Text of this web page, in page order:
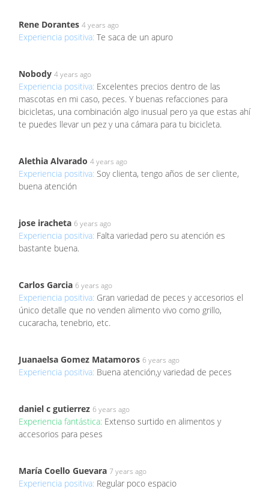
Rene Dorantes 4 years ago
Experiencia positiva: Te saca de un apuro
Nobody 4 years ago
Experiencia positiva: Excelentes precios dentro de las
mascotas en mi caso, peces. Y buenas refacciones para
bicicletas, una combinación algo inusual pero ya que estas ahí
te puedes llevar un pez y una cámara para tu bicicleta.
Alethia Alvarado 4 years ago
Experiencia positiva: Soy clienta, tengo años de ser cliente,
buena atención
jose iracheta 6 years ago
Experiencia positiva: Falta variedad pero su atención es
bastante buena.
Carlos Garcia 6 years ago
Experiencia positiva: Gran variedad de peces y accesorios el
único detalle que no venden alimento vivo como grillo,
cucaracha, tenebrio, etc.
Juanaelsa Gomez Matamoros 6 years ago
Experiencia positiva: Buena atención,y variedad de peces
daniel c gutierrez 6 years ago
Experiencia fantástica: Extenso surtido en alimentos y
accesorios para peses
María Coello Guevara 7 years ago
Experiencia positiva: Regular poco espacio